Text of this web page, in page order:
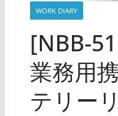
WORK DIARY
[NBB-
業務用
テリー